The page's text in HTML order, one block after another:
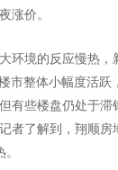
涨价。
环境的反应慢热，
市整体小幅度活跃
有些楼盘仍处于滞
者了解到，翔顺房